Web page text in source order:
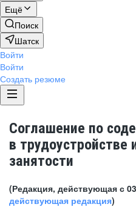
Ещё
Поиск
Шатск
Войти
Войти
Создать резюме
Соглашение по
в трудоустройстве
занятости
(Редакция, действующая с
действующая редакция)